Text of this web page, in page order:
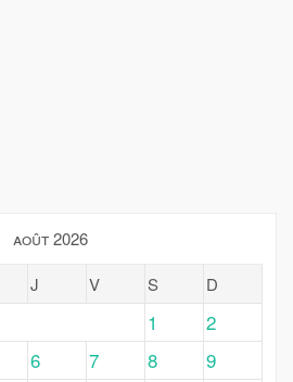
août 2026
J V S D
1
2
6 7 8
9